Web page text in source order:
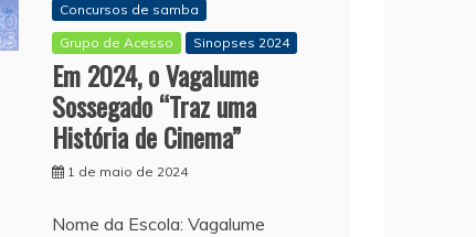
Concursos de samba
Grupo de Acesso
Sinopses 2024
Em 2024, o Vagalume
Sossegado “Traz uma
História de Cinema”
1 de maio de 2024
Nome da Escola: Vagalume